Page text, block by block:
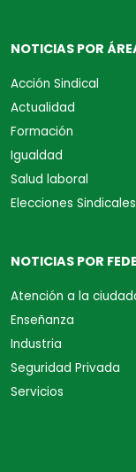
NOTICIAS POR
Acción Sindical
Actualidad
Formación
Igualdad
Salud laboral
Elecciones Sindicales
NOTICIAS POR
Atención a la
Enseñanza
Industria
Seguridad Privada
Servicios